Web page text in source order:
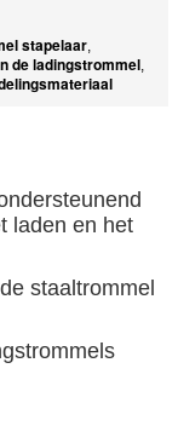
stapelaar,
de ladingstrommel,
laden en het
staaltrommel